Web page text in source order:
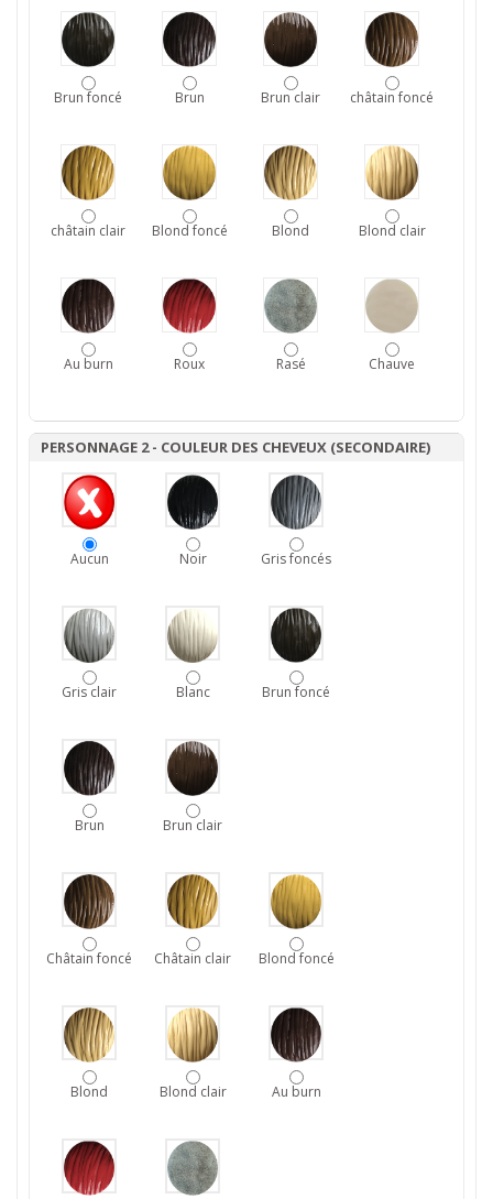
Brun foncé Brun Brun clair châtain foncé
châtain clair Blond foncé Blond Blond clair
Au burn Roux Rasé Chauve
PERSONNAGE 2 - COULEUR DES CHEVEUX (SECONDAIRE)
Aucun Noir Gris foncés
Gris clair Blanc Brun foncé
Brun Brun clair
Châtain foncé Châtain clair Blond foncé
Blond Blond clair Au burn